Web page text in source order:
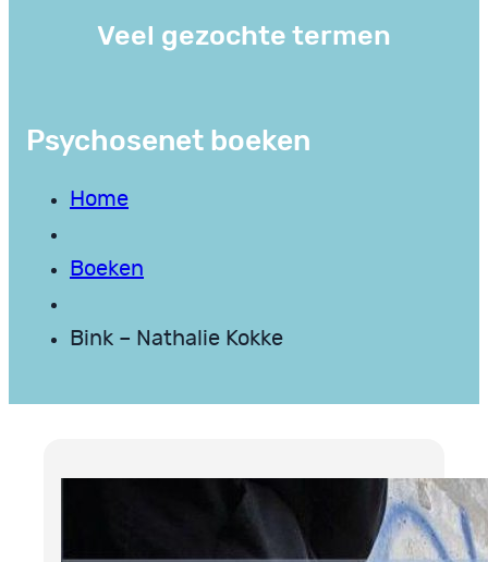
Veel gezochte termen
Psychosenet boeken
Home
Boeken
Bink – Nathalie Kokke